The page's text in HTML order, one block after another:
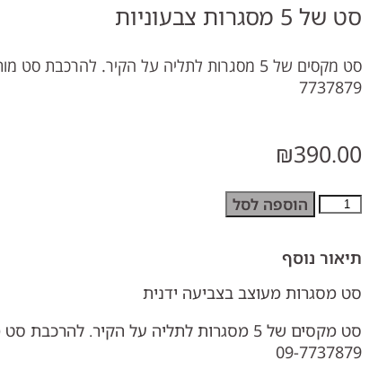
סט של 5 מסגרות צבעוניות
7737879
₪390.00
הוספה לסל
תיאור נוסף
סט מסגרות מעוצב בצביעה ידנית
סט מקסים של 5 מסגרות לתליה על הקיר.
09-7737879